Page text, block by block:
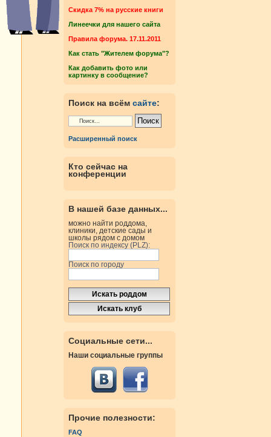
Cкидка 7% на русские книги
Линеечки для нашего сайта
Правила форума. 17.11.2011
Как стать "Жителем форума"?
Как добавить фото или
картинку в сообщение?
Поиск на всём сайте:
Расширенный поиск
Кто сейчас на
конференции
В нашей базе данных...
можно найти роддома,
клиники, детские сады и
школы рядом с домом
Поиск по индексу (PLZ):
Поиск по городу
Социальные сети...
Наши социальные группы
Прочие полезности:
FAQ